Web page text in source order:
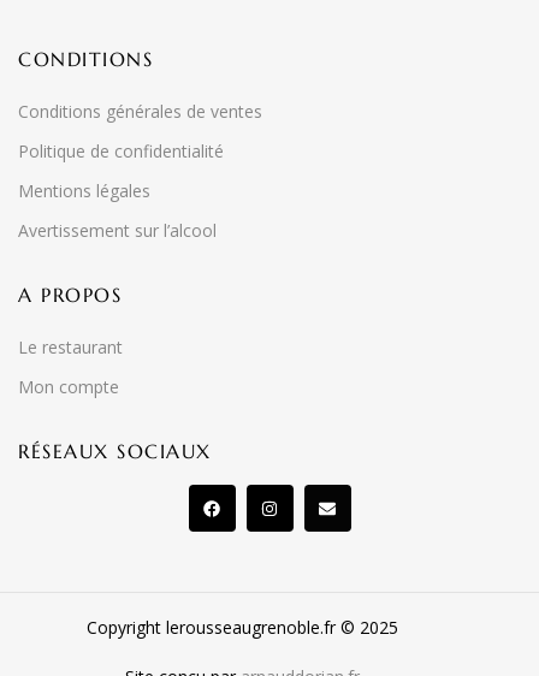
CONDITIONS
Conditions générales de ventes
Politique de confidentialité
Mentions légales
Avertissement sur l’alcool
A PROPOS
Le restaurant
Mon compte
RÉSEAUX SOCIAUX
Copyright lerousseaugrenoble.fr © 2025